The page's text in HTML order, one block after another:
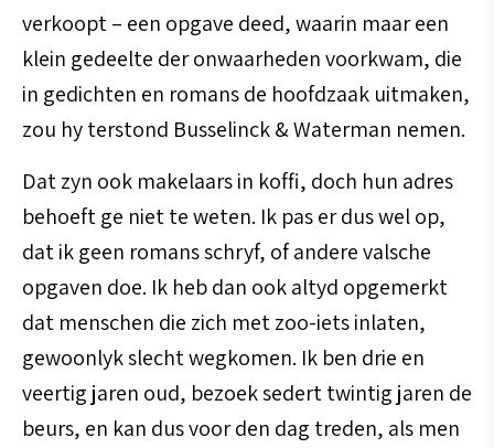
verkoopt – een opgave deed, waarin maar een
klein gedeelte der onwaarheden voorkwam, die
in gedichten en romans de hoofdzaak uitmaken,
zou hy terstond Busselinck & Waterman nemen.
Dat zyn ook makelaars in koffi, doch hun adres
behoeft ge niet te weten. Ik pas er dus wel op,
dat ik geen romans schryf, of andere valsche
opgaven doe. Ik heb dan ook altyd opgemerkt
dat menschen die zich met zoo-iets inlaten,
gewoonlyk slecht wegkomen. Ik ben drie en
veertig jaren oud, bezoek sedert twintig jaren de
beurs, en kan dus voor den dag treden, als men